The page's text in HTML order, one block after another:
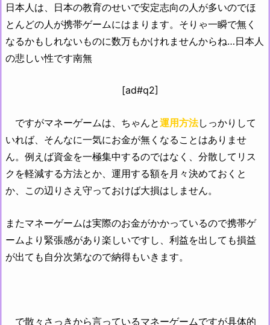
日本人は、日本の教育のせいで安定志向の人が多いのでほ
とんどの人が携帯ゲームにはまります。そりゃ一瞬で無く
なるかもしれないものに数万もかけれませんからね…日本人
の悲しい性です南無
[ad#q2]
ですがマネーゲームは、ちゃんと運用方法しっかりして
いれば、そんなに一気にお金が無くなることはありませ
ん。例えば資金を一極集中するのではなく、分散してリス
クを軽減する方法とか、運用する額を月々決めておくと
か、この辺りさえ守っておけば大損はしません。
またマネーゲームは実際のお金がかかっているので携帯ゲ
ームより緊張感があり楽しいですし、利益を出しても損益
が出ても自分次第なので納得もいきます。
で散々さっきから言っているマネーゲームですが具体的